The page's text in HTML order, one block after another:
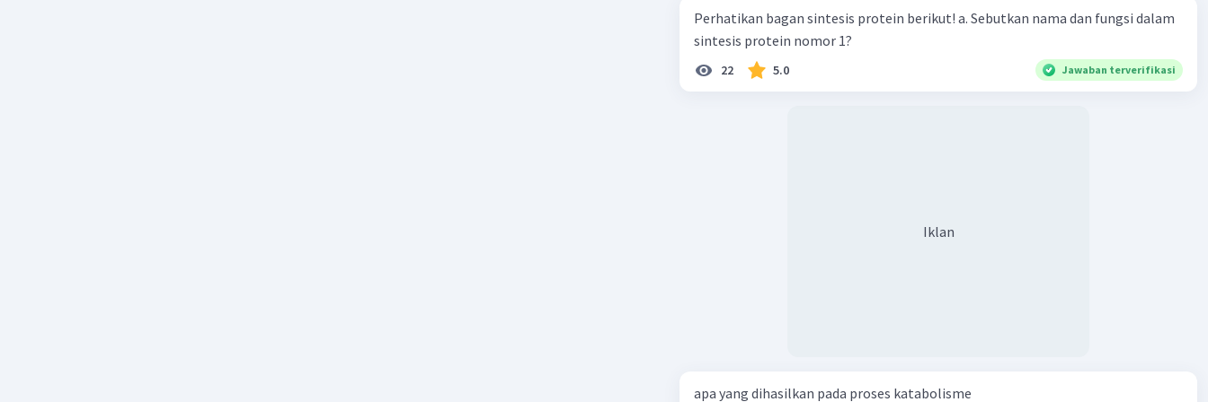
dikenal sebagai "Dolly" adalah domba pertama yang di-kloning dari
sel tubuh dewasa mamalia menggunakan teknik kloning yang
serupa.
Jawaban terverifikasi
Perhatikan bagan sintesis protein berikut! a. Sebutkan nama dan fungsi dalam
sintesis protein nomor 1?
22 5.0 Jawaban terverifikasi
Iklan
apa yang dihasilkan pada proses katabolisme